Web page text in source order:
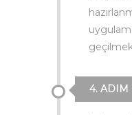
4. ADIM